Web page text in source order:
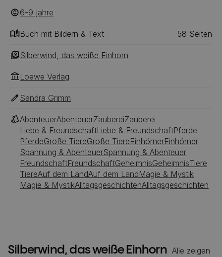
6-9 ‎‎ jahre
Buch mit Bildern & Text 58 ‎‎ Seiten
Silberwind, das weiße Einhorn
Loewe Verlag
Sandra Grimm
AbenteuerAbenteuerZaubereiZauberei
Liebe & FreundschaftLiebe & FreundschaftPferde
PferdeGroße TiereGroße TiereEinhörnerEinhörner
Spannung & AbenteuerSpannung & Abenteuer
FreundschaftFreundschaftGeheimnisGeheimnisTiere
TiereAuf dem LandAuf dem LandMagie & Mystik
Magie & MystikAlltagsgeschichtenAlltagsgeschichten
Silberwind, das weiße Einhorn Alle zeigen